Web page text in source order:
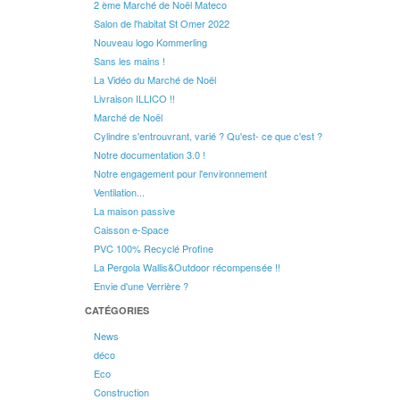
2 ème Marché de Noël Mateco
Salon de l'habitat St Omer 2022
Nouveau logo Kommerling
Sans les mains !
La Vidéo du Marché de Noël
Livraison ILLICO !!
Marché de Noël
Cylindre s'entrouvrant, varié ? Qu'est- ce que c'est ?
Notre documentation 3.0 !
Notre engagement pour l'environnement
Ventilation...
La maison passive
Caisson e-Space
PVC 100% Recyclé Profine
La Pergola Wallis&Outdoor récompensée !!
Envie d'une Verrière ?
CATÉGORIES
News
déco
Eco
Construction